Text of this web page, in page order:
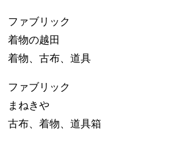
ファブリック
着物の越田
着物、古布、道具
ファブリック
まねきや
古布、着物、道具箱